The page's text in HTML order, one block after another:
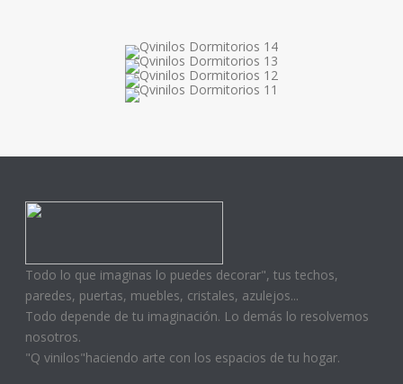
Todo lo que imaginas lo puedes decorar", tus techos,
paredes, puertas, muebles, cristales, azulejos...
Todo depende de tu imaginación. Lo demás lo resolvemos
nosotros.
"Q vinilos"haciendo arte con los espacios de tu hogar.